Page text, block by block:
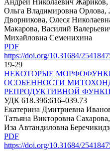
Андрей Николаевич
Ольга Владимировна Орлова,
Дворникова, Олеся
Макарова, Василий
Михайловна Семенихина
PDF
https://doi.org/10.31684/
19-29
НЕКОТОРЫЕ
ОСОБЕННОСТИ
РЕПРОДУКТИВНОЙ
УДК 618.396:616–039.73
Екатерина Дмитриевна
Татьяна Викторовна
Иза Автандиловна
PDF
https://doi.org/10.31684/